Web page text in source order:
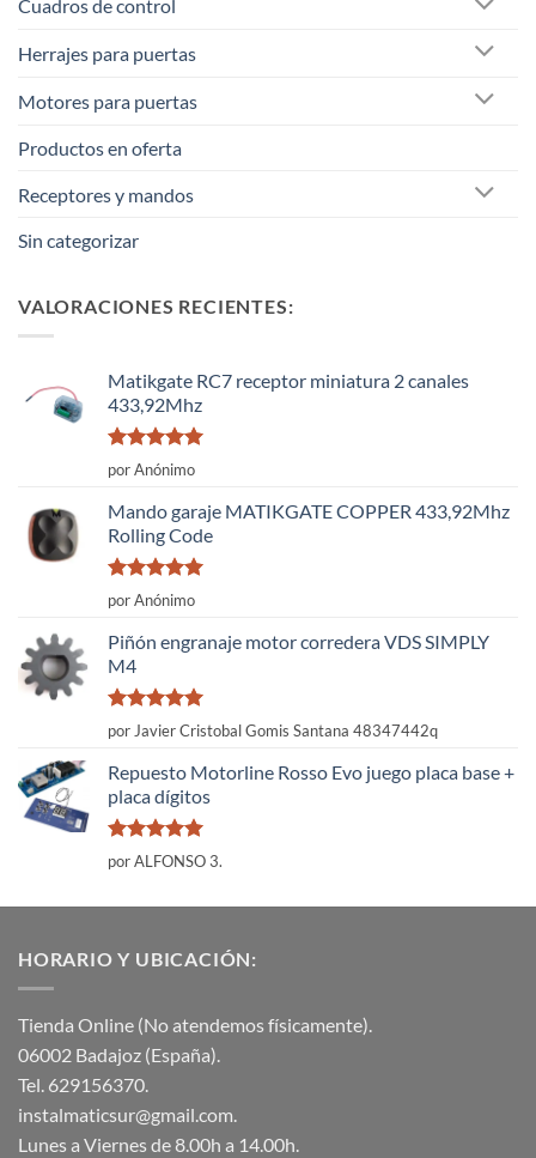
Cuadros de control
Herrajes para puertas
Motores para puertas
Productos en oferta
Receptores y mandos
Sin categorizar
VALORACIONES RECIENTES:
Matikgate RC7 receptor miniatura 2 canales
433,92Mhz
Valorado
con
por Anónimo
Mando garaje MATIKGATE COPPER 433,92Mhz
Rolling Code
Valorado
con
por Anónimo
Piñón engranaje motor corredera VDS SIMPLY
M4
Valorado
con
por Javier Cristobal Gomis Santana 48347442q
Repuesto Motorline Rosso Evo juego placa base +
placa dígitos
Valorado
con
por ALFONSO 3.
HORARIO Y UBICACIÓN:
Tienda Online (No atendemos físicamente).
06002 Badajoz (España).
Tel. 629156370.
instalmaticsur@gmail.com.
Lunes a Viernes de 8.00h a 14.00h.